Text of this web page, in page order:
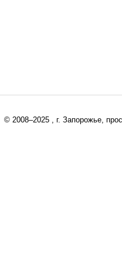
© 2008–2025 , г. Запорожье,